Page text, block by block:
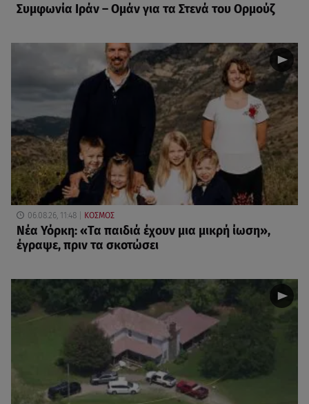
Συμφωνία Ιράν – Ομάν για τα Στενά του Ορμούζ
06.08.26, 11:48 ΚΟΣΜΟΣ
Νέα Υόρκη: «Τα παιδιά έχουν μια μικρή ίωση»,
έγραψε, πριν τα σκοτώσει